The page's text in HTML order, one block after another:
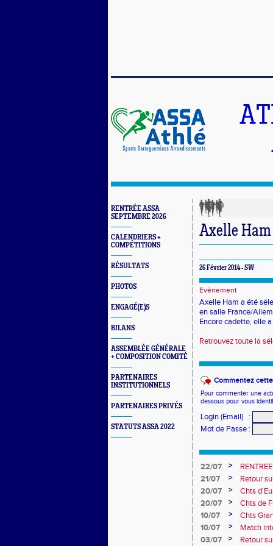
RENTRÉE ASSA
SEPTEMBRE 2026
CALENDRIERS +
COMPÉTITIONS
RÉSULTATS
PHOTOS
ENGAGÉ(E)S
BILANS
ASSEMBLÉE GÉNÉRALE
+ COMPOSITION COMITÉ
PARTENAIRES
INSTITUTIONNELS
PARTENAIRES PRIVÉS
STATUTS ASSA 2022
Axelle Ham
26 Février 2014 - SW
Evènement
Axelle Ham a été
en salle France/
Encore cadette, elle
Retrouvez toute la
Commentez
Pour commenter une
dessous pour vous
Login (Email)
:
Mot de Passe :
22/07 >
21/07
>
Retour
20/07
>
Chts
20/07 >
Chts de
10e
10/07 >
Chts
10/07
>
Match
Obernai
03/07 >
Retour